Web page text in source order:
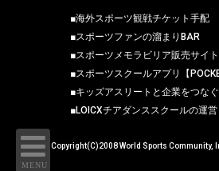
■海外スポーツ観戦チケット手配
■スポーツファンの溜まりBAR
■スポーツメモラビリア販売サイ
■スポーツスクールアプリ【
■キッズアスリートと企業をつな
■LOICXチアダンススクールの運営
Copyright(C)2008 World Sports Community,
MENU